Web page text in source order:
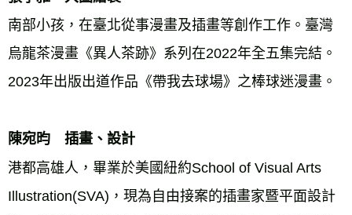
南部小孩，在臺北從事漫畫及插畫等創作工作。臺灣
烏龍茶漫畫《異人茶跡》系列在2022年全五集完結。
2023年出版出道作品《帶我去球場》之棒球迷漫畫。
陳宛昀　插畫、設計
港都高雄人，畢業於美國紐約School of Visual Arts
Illustration(SVA)，現為自由接案的插畫家暨平面設計